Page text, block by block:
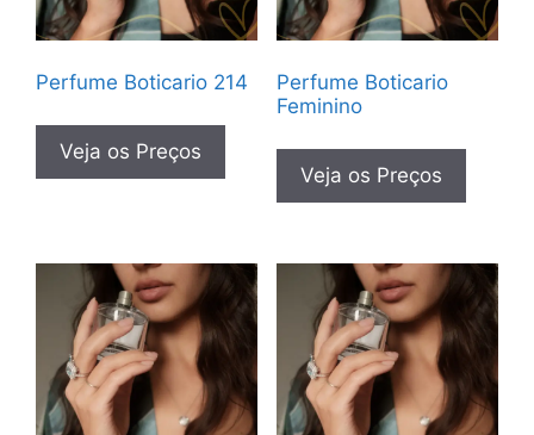
Perfume Boticario 214
Veja os Preços
Perfume Boticario
Feminino
Veja os Preços